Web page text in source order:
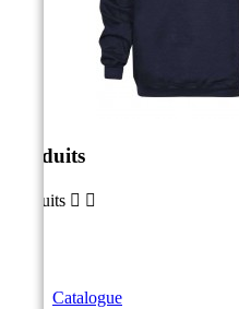
Produits
Produits  
Catalogue